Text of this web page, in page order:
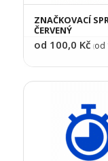
ZNAČKOVACÍ
ČERVENÝ
od 100,0 Kč (od